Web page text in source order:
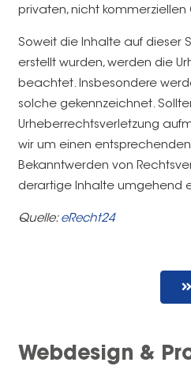
privaten, nicht
Soweit die Inhalte auf dieser
erstellt wurden, werden die
beachtet. Insbesondere
solche gekennzeichnet.
Urheberrechtsverletzung
wir um einen entsprechenden
Bekanntwerden von
derartige Inhalte umgehend
Quelle: eRecht24
Webdesign &